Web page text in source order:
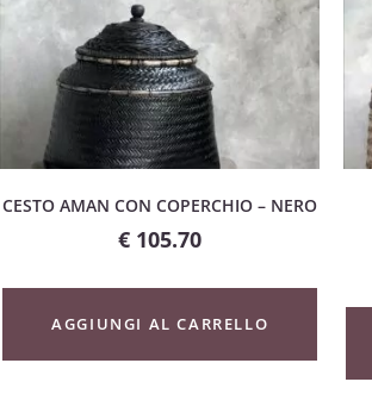
CESTO AMAN CON COPERCHIO – NERO
€ 105.70
AGGIUNGI AL CARRELLO